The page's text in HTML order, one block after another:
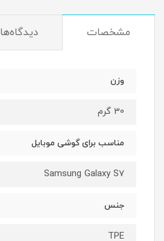
مشخصات دیدگاه‌ها
وزن
30 گرم
مناسب برای گوشی موبایل
Samsung Galaxy S7
جنس
TPE